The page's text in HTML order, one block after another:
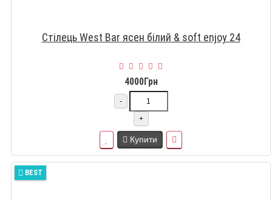
Стілець West Bar ясен білий & soft enjoy 24
4000Грн
-
+
Купити
BEST